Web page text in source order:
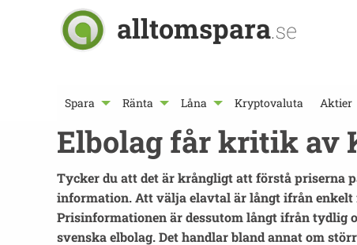
alltomspara.se
Spara Ränta Låna Kryptovaluta Aktier
Elbolag får kritik av
Tycker du att det är krångligt att förstå priserna
information. Att välja elavtal är långt ifrån enkelt
Prisinformationen är dessutom långt ifrån tydlig
svenska elbolag. Det handlar bland annat om